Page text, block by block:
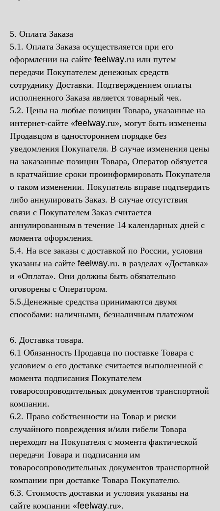
5. Оплата Заказа
5.1. Оплата Заказа осуществляется при его
оформлении на сайте feelway.ru или путем
передачи Покупателем денежных средств
сотруднику Доставки. Подтверждением оплаты
исполненного Заказа является товарный чек.
5.2. Цены на любые позиции Товара, указанные на
интернет-сайте «feelway.ru», могут быть изменены
Продавцом в одностороннем порядке без
уведомления Покупателя. В случае изменения цены
на заказанные позиции Товара, Оператор обязуется
в кратчайшие сроки проинформировать Покупателя
о таком изменении. Покупатель вправе подтвердить
либо аннулировать Заказ. В случае отсутствия
связи с Покупателем Заказ считается
аннулированным в течение 14 календарных дней с
момента оформления.
5.4. На все заказы с доставкой по России, условия
указаны на сайте feelway.ru. в разделах «Доставка»
и «Оплата». Они должны быть обязательно
оговорены с Оператором.
5.5.Денежные средства принимаются двумя
способами: наличными, безналичным платежом
6. Доставка товара.
6.1 Обязанность Продавца по поставке Товара с
условием о его доставке считается выполненной с
момента подписания Покупателем
товаросопроводительных документов транспортной
компании.
6.2. Право собственности на Товар и риски
случайного повреждения и/или гибели Товара
переходят на Покупателя с момента фактической
передачи Товара и подписания им
товаросопроводительных документов транспортной
компании при доставке Товара Покупателю.
6.3. Стоимость доставки и условия указаны на
сайте компании «feelway.ru».